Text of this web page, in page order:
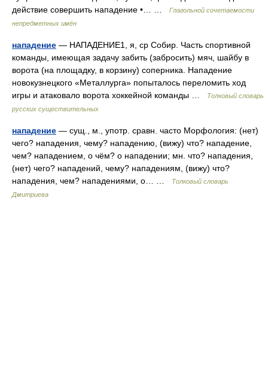
действие совершить нападение •… …
Глагольной сочетаемости
непредметных имён
нападение — НАПАДЕНИЕ1, я, ср Собир. Часть спортивной
команды, имеющая задачу забить (забросить) мяч, шайбу в
ворота (на площадку, в корзину) соперника. Нападение
новокузнецкого «Металлурга» попыталось переломить ход
игры и атаковало ворота хоккейной команды …
Толковый словарь
русских существительных
нападение — сущ., м., употр. сравн. часто Морфология: (нет)
чего? нападения, чему? нападению, (вижу) что? нападение,
чем? нападением, о чём? о нападении; мн. что? нападения,
(нет) чего? нападений, чему? нападениям, (вижу) что?
нападения, чем? нападениями, о… …
Толковый словарь
Дмитриева